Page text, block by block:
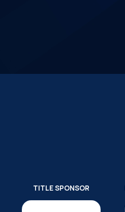
TITLE SPONSOR